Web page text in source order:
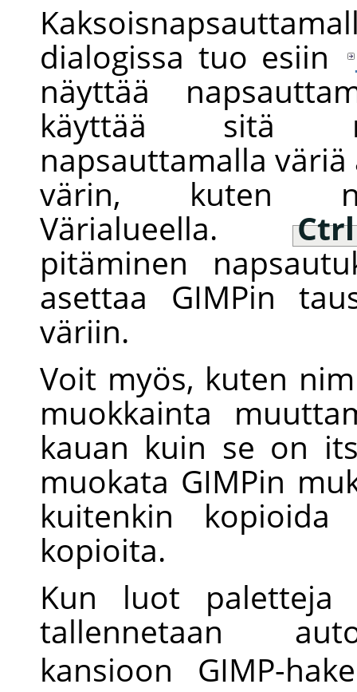
dialogissa tuo esiin
näyttää
käyttää sitä
napsauttamalla
värin, kuten
Värialueella.Ctrl
pitäminen
asettaa GIMPin
väriin.
Voit myös, kuten
muokkainta
kauan kuin se on
muokata GIMPin
kuitenkin
kopioita.
Kun luot paletteja
tallennetaan
kansioon GIMP-